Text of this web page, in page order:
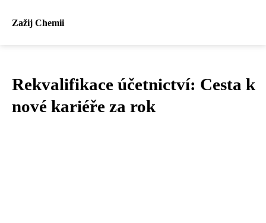
Zažij Chemii
Rekvalifikace účetnictví: Cesta k
nové kariéře za rok